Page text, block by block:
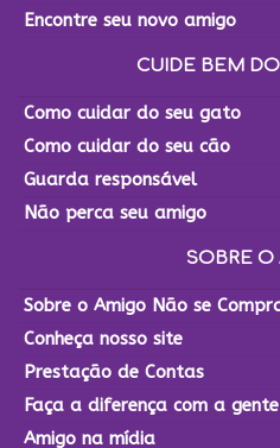
Encontre seu novo amigo
CUIDE BEM
Como cuidar do seu gato
Como cuidar do seu cão
Guarda responsável
Não perca seu amigo
SOBRE O
Sobre o Amigo Não se
Conheça nosso site
Prestação de Contas
Faça a diferença com a
Amigo na mídia